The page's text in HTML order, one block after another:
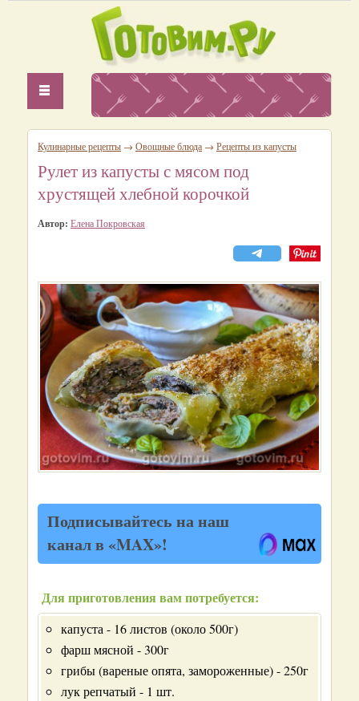
Кулинарные рецепты → Овощные блюда → Рецепты из капусты
Рулет из капусты с мясом под
хрустящей хлебной корочкой
Автор: Елена Покровская
Подписывайтесь на наш
канал в «MAX»!
Для приготовления вам потребуется:
капуста - 16 листов (около 500г)
фарш мясной - 300г
грибы (вареные опята, замороженные) - 250г
лук репчатый - 1 шт.